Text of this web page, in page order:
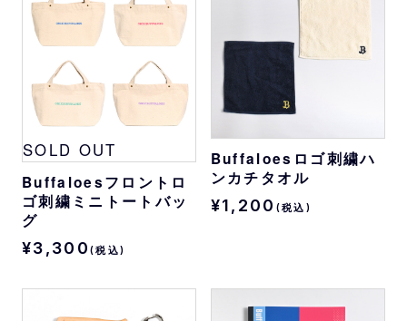
SOLD OUT
Buffaloesフロントロ
ゴ刺繍ミニトートバッ
グ
¥3,300 (税込)
Buffaloesロゴ刺繍ハ
ンカチタオル
¥1,200 (税込)